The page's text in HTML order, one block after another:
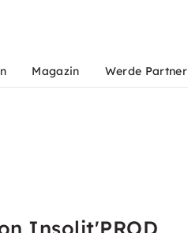
Magazin Werde Partner
Insolit'PROD